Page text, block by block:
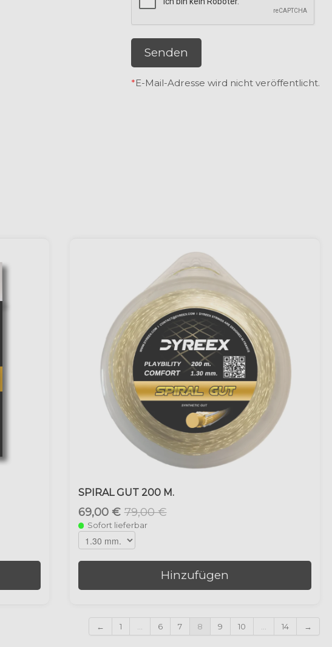
Senden
*E-Mail-Adresse wird nicht veröffentlicht.
SPIRAL GUT 200 M.
69,00 € 79,00 €
Sofort lieferbar
Hinzufügen
← 1 6 7 8 9 10 14 →